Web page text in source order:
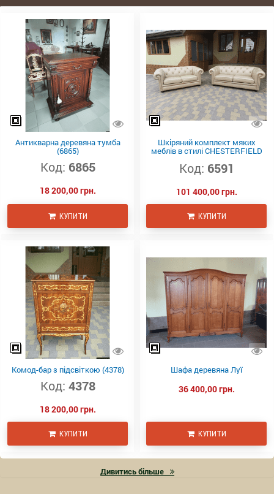
Антикварна деревяна тумба
(6865)
Код: 6865
18 200,00 грн.
КУПИТИ
Шкіряний комплект мяких
меблів в стилі CHESTERFIELD
Код: 6591
101 400,00 грн.
КУПИТИ
Комод-бар з підсвіткою (4378)
Код: 4378
18 200,00 грн.
КУПИТИ
Шафа деревяна Луї
36 400,00 грн.
КУПИТИ
Дивитись більше